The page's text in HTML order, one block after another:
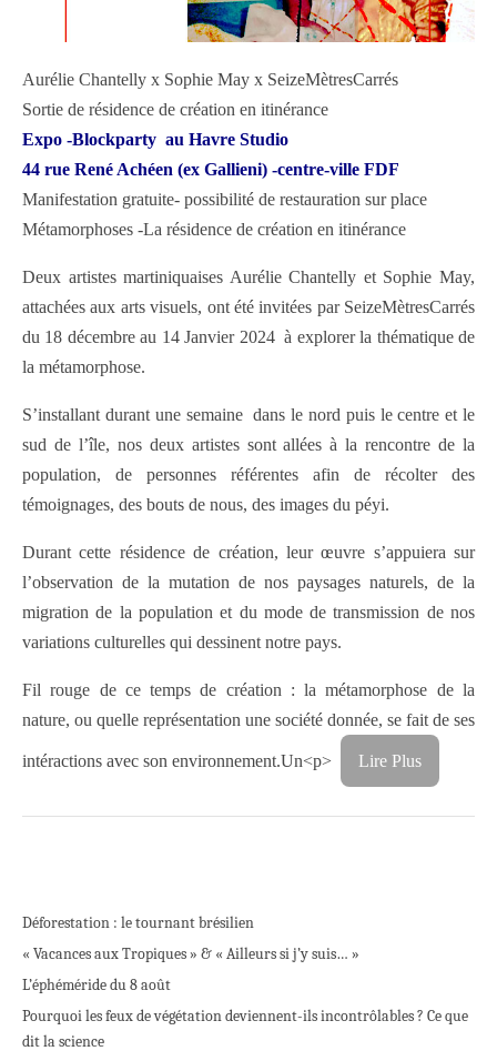
Aurélie Chantelly x Sophie May x SeizeMètresCarrés
Sortie de résidence de création en itinérance
Expo -Blockparty au Havre Studio
44 rue René Achéen (ex Gallieni) -centre-ville FDF
Manifestation gratuite- possibilité de restauration sur place
Métamorphoses -La résidence de création en itinérance
Deux artistes martiniquaises Aurélie Chantelly et Sophie May,
attachées aux arts visuels, ont été invitées par SeizeMètresCarrés
du 18 décembre au 14 Janvier 2024 à explorer la thématique de
la métamorphose.
S’installant durant une semaine dans le nord puis le centre et le
sud de l’île, nos deux artistes sont allées à la rencontre de la
population, de personnes référentes afin de récolter des
témoignages, des bouts de nous, des images du péyi.
Durant cette résidence de création, leur œuvre s’appuiera sur
l’observation de la mutation de nos paysages naturels, de la
migration de la population et du mode de transmission de nos
variations culturelles qui dessinent notre pays.
Fil rouge de ce temps de création : la métamorphose de la
nature, ou quelle représentation une société donnée, se fait de ses
intéractions avec son environnement.Un<p> Lire Plus
Déforestation : le tournant brésilien
« Vacances aux Tropiques » & « Ailleurs si j’y suis… »
L’éphéméride du 8 août
Pourquoi les feux de végétation deviennent-ils incontrôlables ? Ce que
dit la science